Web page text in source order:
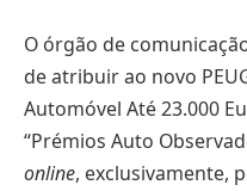
O órgão de
de atribuir ao novo
Automóvel Até 23.000
“Prémios Auto
online, exclusivamente,